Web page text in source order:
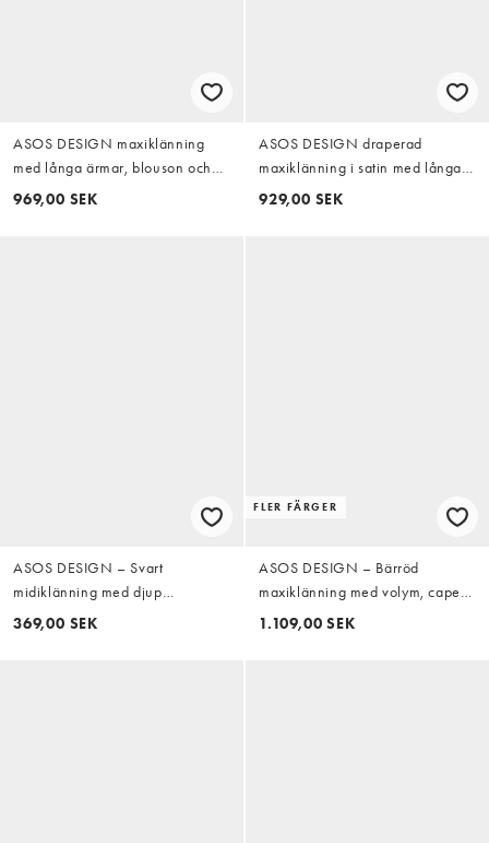
ASOS DESIGN maxiklänning
med långa ärmar, blouson och
rynkad midjedetalj i gult
969,00 SEK
ASOS DESIGN draperad
maxiklänning i satin med långa
ärmar, korsad front och hög
929,00 SEK
ASOS DESIGN – Svart
midiklänning med djup
halsringning och utsvängda
369,00 SEK
FLER FÄRGER
ASOS DESIGN – Bärröd
maxiklänning med volym, cape
och klockad kjol
1.109,00 SEK